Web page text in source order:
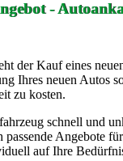
-
der Kauf eines
Ihres neuen Autos
zu kosten.
schnell und
passende Angebote
auf Ihre